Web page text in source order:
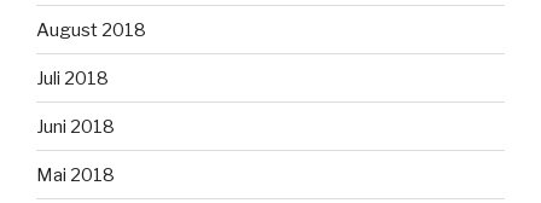
August 2018
Juli 2018
Juni 2018
Mai 2018